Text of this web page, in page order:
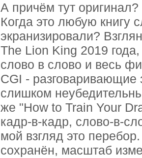
А причём тут оригинал?
Когда это любую книгу
экранизировали?
The Lion King 2019
слово в слово и весь
CGI - разговаривающие
слишком
же "How to Train Your
кадр-в-кадр, слово-в-
мой взгляд это
сохранён, масштаб